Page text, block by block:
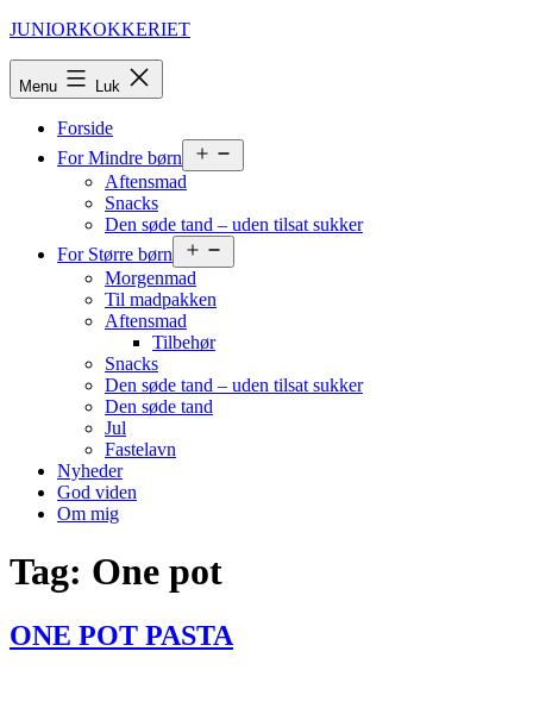
Fortsæt
JUNIORKOKKERIET
Menu Luk
Forside
For Mindre børn
menu
Aftensmad
Snacks
Den søde tand – uden tilsat sukker
For Større børn
menu
Morgenmad
Til madpakken
Aftensmad
Tilbehør
Snacks
Den søde tand – uden tilsat sukker
Den søde tand
Jul
Fastelavn
Nyheder
God viden
Om mig
Tag: One pot
ONE POT PASTA